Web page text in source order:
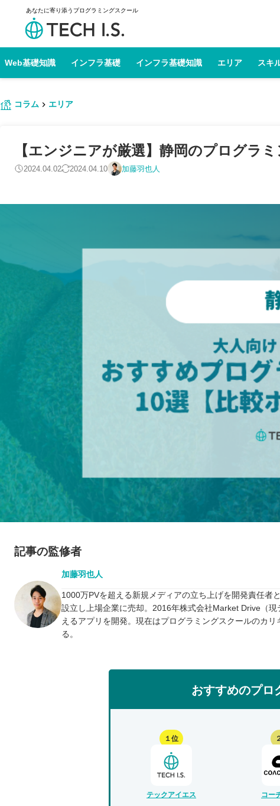
あなたに寄り添うプログラミングスクール
Web基礎知識 インフラ基礎 インフラ基礎知識 エリア スキ
コラム エリア
【エンジニアが厳選】静岡のプログラ
2024.04.02 2024.04.10 加藤羽也人
記事の監修者
加藤羽也人
1000万PVを超える新規メディアの立ち上げを開発責任者
設立し上場企業に売却。2016年株式会社Market Drive（
えるアプリを開発。現在はプログラミングスクールのカ
る。
おすすめのプロ
１位
テックアイエス コー